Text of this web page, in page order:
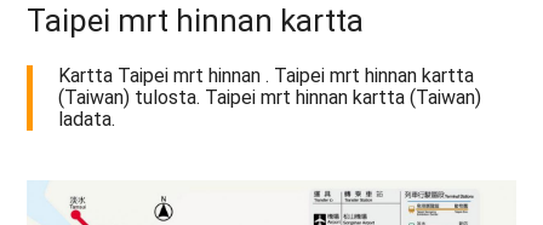
Taipei mrt hinnan kartta
Kartta Taipei mrt hinnan . Taipei mrt hinnan kartta
(Taiwan) tulosta. Taipei mrt hinnan kartta (Taiwan)
ladata.